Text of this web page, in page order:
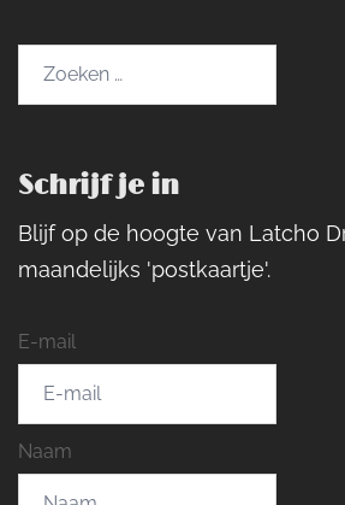
Schrijf je in
Blijf op de hoogte van Latcho
maandelijks 'postkaartje'.
E-mail
Naam